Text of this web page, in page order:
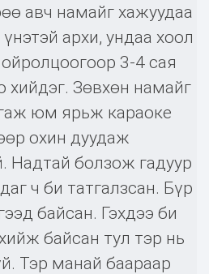
авч намайг хажуудаа
үнэтэй архи, ундаа хоол
3-4 сая
хийдэг. Зөвхөн намайг
юм ярьж караоке
охин дуудаж
Надтай болзож гадуур
ч би татгалзсан. Бүр
байсан. Гэхдээ би
байсан тул тэр нь
Тэр манай баараар